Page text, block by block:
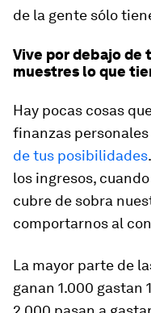
de la gente sólo
Vive por debajo de
muestres lo que
Hay pocas cosas
finanzas
de tus posibilidades
los ingresos,
cubre de sobra
comportarnos al
La mayor parte de
ganan 1.000 gastan